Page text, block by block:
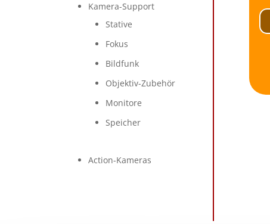
Kamera-Support
Stative
Fokus
Bildfunk
Objektiv-Zubehör
Monitore
Speicher
Action-Kameras